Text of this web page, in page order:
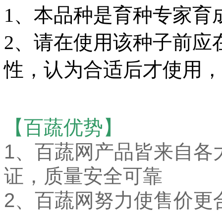
1、本品种是育种专家
2、请在使用该种子前
性，认为合适后才使用
【百蔬优势】
1、 百蔬网产品皆来自各
证，质量安全可靠
2、百蔬网努力使售价